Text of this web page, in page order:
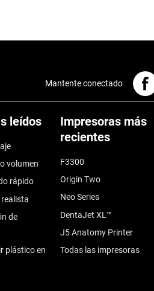
leídos
volumen
rápido
de
plástico en
Impresoras más
recientes
F3300
Origin Two
Neo Series
DentaJet XL™
J5 Anatomy Printer
Todas las impresoras
Mantente conectado